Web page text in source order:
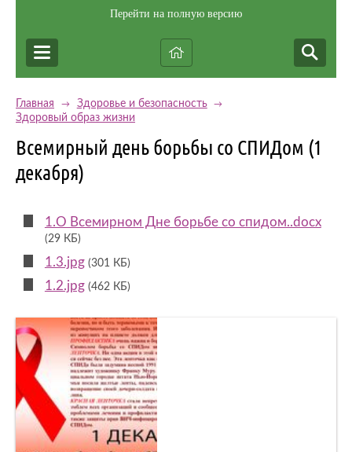
Перейти на полную версию
Главная → Здоровье и безопасность →
Здоровый образ жизни
Всемирный день борьбы со СПИДом (1
декабря)
1.О Всемирном Дне борьбе со спидом..docx
(29 КБ)
1.3.jpg (301 КБ)
1.2.jpg (462 КБ)